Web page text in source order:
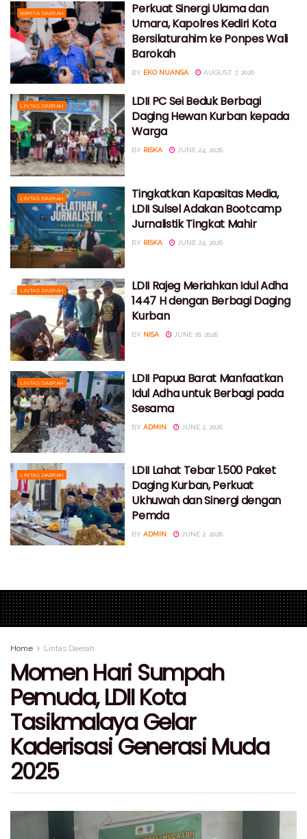
BERITA DAERAH
Perkuat Sinergi Ulama dan
Umara, Kapolres Kediri Kota
Bersilaturahim ke Ponpes Wali
Barokah
BY EKO NUANSA AUGUST 7, 2026
LINTAS DAERAH
LDII PC Sei Beduk Berbagi
Daging Hewan Kurban kepada
Warga
BY RISKA JUNE 24, 2026
LINTAS DAERAH
Tingkatkan Kapasitas Media,
LDII Sulsel Adakan Bootcamp
Jurnalistik Tingkat Mahir
BY RISKA JUNE 24, 2026
LINTAS DAERAH
LDII Rajeg Meriahkan Idul Adha
1447 H dengan Berbagi Daging
Kurban
BY NISA JUNE 18, 2026
LINTAS DAERAH
LDII Papua Barat Manfaatkan
Idul Adha untuk Berbagi pada
Sesama
BY ADMIN JUNE 2, 2026
LINTAS DAERAH
LDII Lahat Tebar 1.500 Paket
Daging Kurban, Perkuat
Ukhuwah dan Sinergi dengan
Pemda
BY ADMIN JUNE 2, 2026
Home Lintas Daerah
Momen Hari Sumpah
Pemuda, LDII Kota
Tasikmalaya Gelar
Kaderisasi Generasi Muda
2025